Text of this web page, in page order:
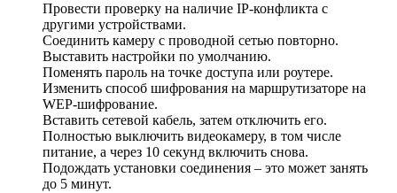
Провести проверку на наличие IP-конфликта с
другими устройствами.
Соединить камеру с проводной сетью повторно.
Выставить настройки по умолчанию.
Поменять пароль на точке доступа или роутере.
Изменить способ шифрования на маршрутизаторе на
WEP-шифрование.
Вставить сетевой кабель, затем отключить его.
Полностью выключить видеокамеру, в том числе
питание, а через 10 секунд включить снова.
Подождать установки соединения – это может занять
до 5 минут.